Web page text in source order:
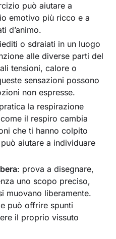
può aiutare a
emotivo più ricco e a
d’animo.
o sdraiati in un luogo
alle diverse parti del
tensioni, calore o
sensazioni possono
non espresse.
la respirazione
il respiro cambia
che ti hanno colpito
aiutare a individuare
: prova a disegnare,
uno scopo preciso,
muovano liberamente.
può offrire spunti
il proprio vissuto